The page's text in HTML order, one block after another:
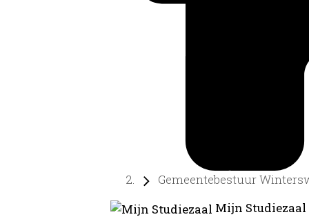
Gemeentebestuur
Mijn